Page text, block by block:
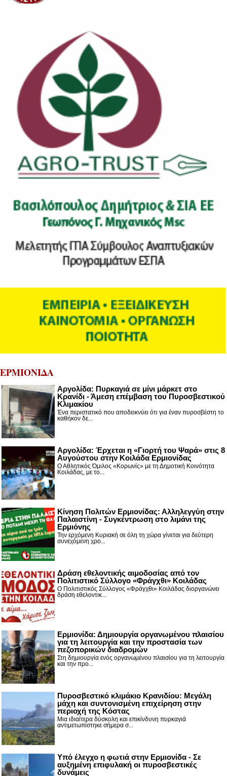
ΕΡΜΙΟΝΙΔΑ
Αργολίδα: Πυρκαγιά σε μίνι μάρκετ στο
Κρανίδι - Άμεση επέμβαση του Πυροσβεστικού
Κλιμακίου
Ένα περιστατικό που αποδεικνύει ότι για έναν πυροσβέστη το
καθήκον δε...
Αργολίδα: Έρχεται η «Γιορτή του Ψαρά» στις 8
Αυγούστου στην Κοιλάδα Ερμιονίδας
Ο Αθλητικός Όμιλος «Κορωνίς» με τη Δημοτική Κοινότητα
Κοιλάδας, με το...
Κίνηση Πολιτών Ερμιονίδας: Αλληλεγγύη στην
Παλαιστίνη - Συγκέντρωση στο λιμάνι της
Ερμιόνης
Την ερχόμενη Κυριακή σε όλη τη χώρα γίνεται για δεύτερη
συνεχόμενη χρο...
Δράση εθελοντικής αιμοδοσίας από τον
Πολιτιστικό Σύλλογο «Φράγχθι» Κοιλάδας
Ο Πολιτιστικός Σύλλογος «Φράγχθι» Κοιλάδας διοργανώνει
δράση εθελοντικ...
Ερμιονίδα: Δημιουργία οργανωμένου πλαισίου
για τη λειτουργία και την προστασία των
πεζοπορικών διαδρομών
Στη δημιουργία ενός οργανωμένου πλαισίου για τη λειτουργία
και την προ...
Πυροσβεστικό κλιμάκιο Κρανιδίου: Μεγάλη
μάχη και συντονισμένη επιχείρηση στην
περιοχή της Κόστας
Μια ιδιαίτερα δύσκολη και επικίνδυνη πυρκαγιά
αντιμετωπίστηκε σήμερα σ...
Υπό έλεγχο η φωτιά στην Ερμιονίδα - Σε
αυξημένη επιφυλακή οι πυροσβεστικές
δυνάμεις